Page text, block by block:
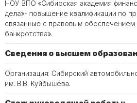
НОУ ВПО «Сибирская академия
дела»- повышение квалификации по
связанные с правовым обеспечением
банкротства».
Сведения о высшем
Организация: Сибирский
им. В.В. Куйбышева.